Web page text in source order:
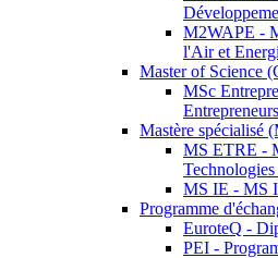
M2WAPE -
l'Air et
Master of Science
MSc
Entrepreneurs
Mastère spécialisé
MS ETRE -
MS IE - MS
Programme
EuroteQ -
PEI -